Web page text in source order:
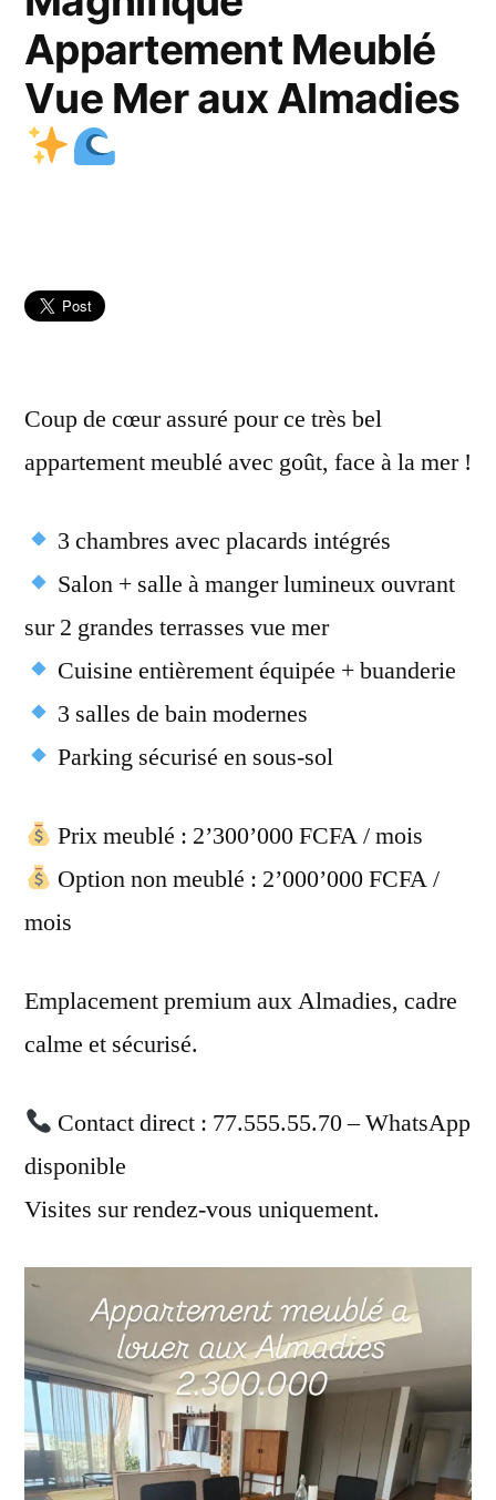
Appartement Meublé
Vue Mer aux Almadies
Coup de cœur assuré pour ce très bel
appartement meublé avec goût, face à la mer !
3 chambres avec placards intégrés
Salon + salle à manger lumineux ouvrant
sur 2 grandes terrasses vue mer
Cuisine entièrement équipée + buanderie
3 salles de bain modernes
Parking sécurisé en sous-sol
Prix meublé : 2’300’000 FCFA / mois
Option non meublé : 2’000’000 FCFA /
mois
Emplacement premium aux Almadies, cadre
calme et sécurisé.
Contact direct : 77.555.55.70 – WhatsApp
disponible
Visites sur rendez-vous uniquement.